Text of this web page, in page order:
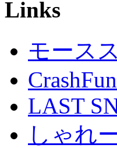
Links
モース
LAST
しゃれ